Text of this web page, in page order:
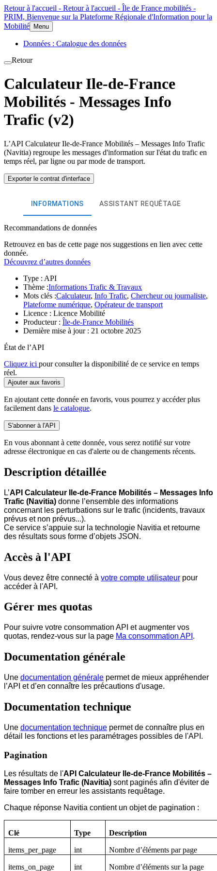
Retour à l'accueil - Retour à l'accueil - Île de France mobilités -
PRIM, Bienvenue sur la Plateforme Régionale d'Information pour la
Mobilité
Menu
Données : Catalogue des données
Retour
Calculateur Ile-de-France
Mobilités - Messages Info
Trafic (v2)
L’API Calculateur Ile-de-France Mobilités – Messages Info Trafic
(Navitia) regroupe les messages d'information sur l'état du trafic en
temps réel, par ligne ou par mode de transport.
Exporter le contrat d'interface
INFORMATIONS ASSISTANT REQUÊTAGE
Recommandations de données
Retrouvez en bas de cette page nos suggestions en lien avec cette
donnée.
Découvrez d’autres données
Type : API
Thème :Informations Trafic & Travaux
Mots clés :Calculateur, Info Trafic, Chercheur ou journaliste,
Plateforme numérique, Opérateur de transport
Licence : Licence Mobilité
Producteur : Île-de-France Mobilités
Dernière mise à jour : 21 octobre 2025
État de l’API
Cliquez ici pour consulter la disponibilité de ce service en temps
réel.
Ajouter aux favoris
En ajoutant cette donnée en favoris, vous pourrez y accéder plus
facilement dans le catalogue.
S'abonner à l'API
En vous abonnant à cette donnée, vous serez notifié sur votre
adresse électronique en cas d'alerte ou de changements récents.
Description détaillée
L’API Calculateur Ile-de-France Mobilités – Messages Info
Trafic (Navitia) donne l’ensemble des informations
concernant les perturbations sur le trafic (incidents, travaux
prévus et non prévus...).
Ce service s’appuie sur la technologie Navitia et retourne
des résultats sous forme d’objets JSON.
Accès à l'API
Vous devez être connecté à votre compte utilisateur pour
accéder à l'API.
Gérer mes quotas
Pour suivre votre consommation API et augmenter vos
quotas, rendez-vous sur la page Ma consommation API .
Documentation générale
Une documentation générale permet de mieux appréhender
l’API et d’en connaître les précautions d'usage.
Documentation technique
Une documentation technique permet de connaître plus en
détail les fonctions et les paramétrages possibles de l'API.
Pagination
Les résultats de l'API Calculateur Ile-de-France Mobilités –
Messages Info Trafic (Navitia) sont paginés afin d'éviter de
faire tomber en erreur les assistants requêtage.
Chaque réponse Navitia contient un objet de pagination :
Clé Type Description
items_per_page int Nombre d’éléments par page
items_on_page int Nombre d’éléments sur la page